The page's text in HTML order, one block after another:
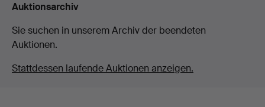
Auktionsarchiv
Sie suchen in unserem Archiv der beendeten
Auktionen.
Stattdessen laufende Auktionen anzeigen.